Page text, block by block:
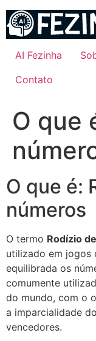
para
conteúdo
AI Fezinha
Contato
O que
O que é:
números
O termo Rodízio
utilizado em jogos
equilibrada os
comumente
do mundo, com o
a imparcialidade
vencedores.